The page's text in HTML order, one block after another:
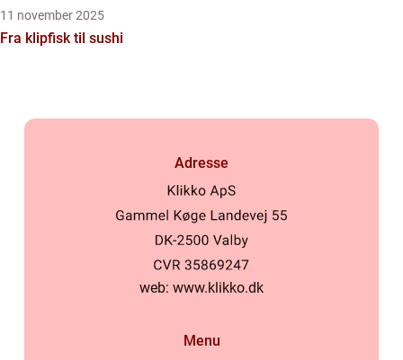
11 november 2025
Fra klipfisk til sushi
Adresse
web: www.klikko.dk
Menu